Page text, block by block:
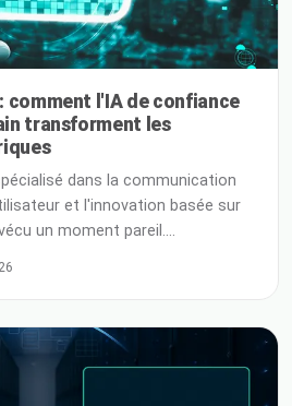
comment l'IA de confiance
transforment les
dans la communication
et l'innovation basée sur
un moment pareil.
n'est plus seulement une idée
des produits numériques. À
davantage dans nos flux de